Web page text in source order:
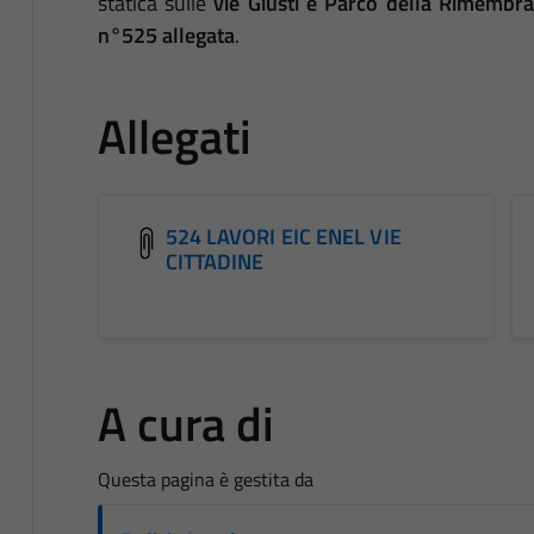
n°525 allegata.
Allegati
524 LAVORI EIC ENEL VIE
CITTADINE
A cura di
Questa pagina è gestita da